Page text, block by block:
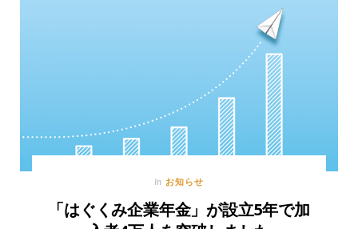
In お知らせ
「はぐくみ企業年金」が設立5年で加